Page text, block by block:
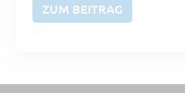
ZUM BEITRAG